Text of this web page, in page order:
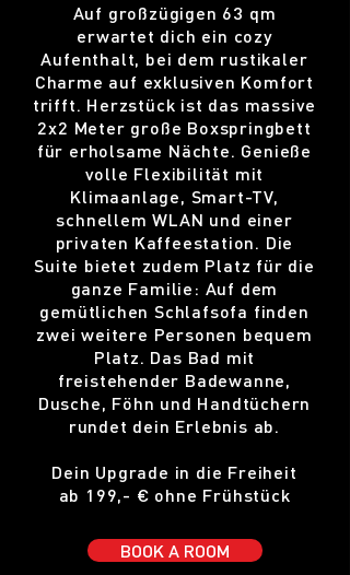
Auf großzügigen 63 qm
erwartet dich ein cozy
Aufenthalt, bei dem rustikaler
Charme auf exklusiven Komfort
trifft. Herzstück ist das massive
2x2 Meter große Boxspringbett
für erholsame Nächte. Genieße
volle Flexibilität mit
Klimaanlage, Smart-TV,
schnellem WLAN und einer
privaten Kaffeestation. Die
Suite bietet zudem Platz für die
ganze Familie: Auf dem
gemütlichen Schlafsofa finden
zwei weitere Personen bequem
Platz. Das Bad mit
freistehender Badewanne,
Dusche, Föhn und Handtüchern
rundet dein Erlebnis ab.
Dein Upgrade in die Freiheit
ab 199,- € ohne Frühstück
BOOK A ROOM